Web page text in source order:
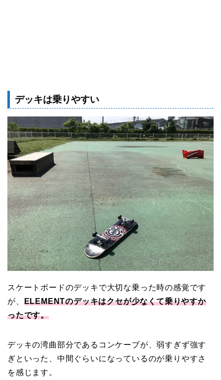
デッキは乗りやすい
スケートボードのデッキで大切な乗った時の感覚です
が、 ELEMENTのデッキはクセが少なくて乗りやすか
ったです。
デッキの湾曲部分であるコンケーブが、弱すぎず強す
ぎといった、中間ぐらいになっているのが乗りやすさ
を感じます。